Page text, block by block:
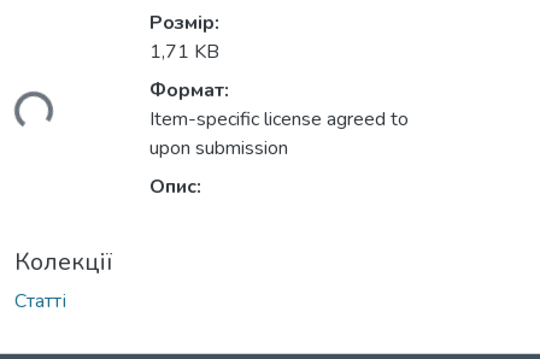
Розмір:
1,71 KB
Формат:
Item-specific license agreed to
upon submission
Опис:
Колекції
Статті